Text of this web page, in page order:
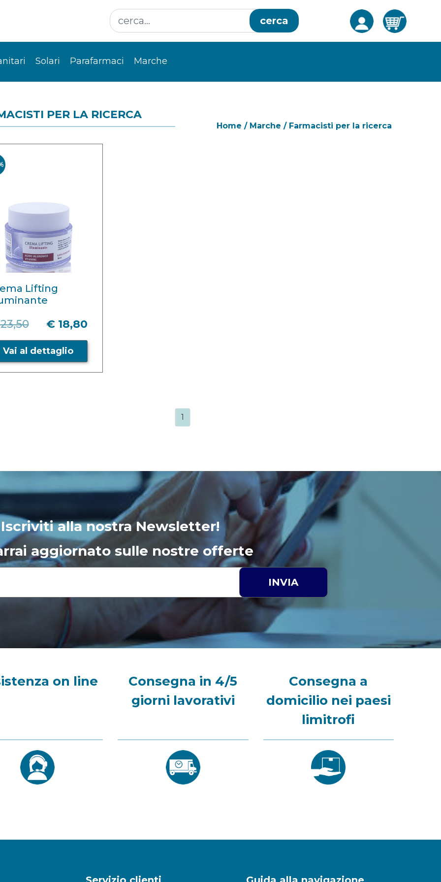
cerca
Solari Parafarmaci Marche
PER LA RICERCA
Home / Marche / Farmacisti per la ricerca
Lifting
€ 18,80
Vai al dettaglio
1
Iscriviti alla nostra Newsletter!
aggiornato sulle nostre offerte
INVIA
on line
Consegna in 4/5
giorni lavorativi
Consegna a
domicilio nei paesi
limitrofi